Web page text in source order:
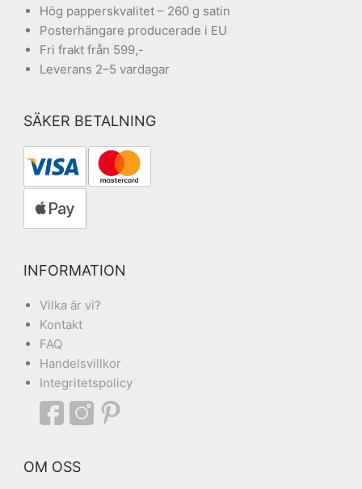
Hög papperskvalitet – 260 g satin
Posterhängare producerade i EU
Fri frakt från 599,-
Leverans 2–5 vardagar
SÄKER BETALNING
INFORMATION
Vilka är vi?
Kontakt
FAQ
Handelsvillkor
Integritetspolicy
OM OSS